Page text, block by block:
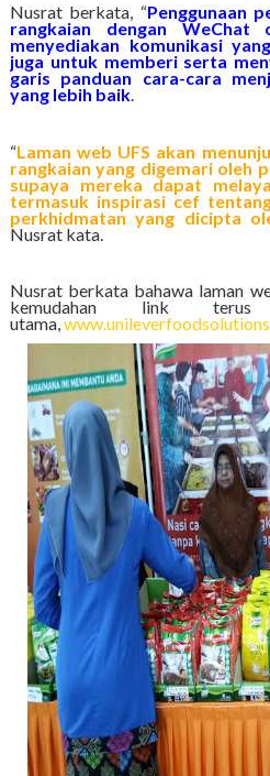
Nusrat berkata, “Penggunaan
rangkaian dengan WeChat
menyediakan komunikasi
juga untuk memberi serta
garis panduan cara-cara
yang lebih baik.
“Laman web UFS akan
rangkaian yang digemari oleh
supaya mereka dapat
termasuk inspirasi cef
perkhidmatan yang dicipta
Nusrat kata.
Nusrat berkata bahawa laman
kemudahan link
utama,